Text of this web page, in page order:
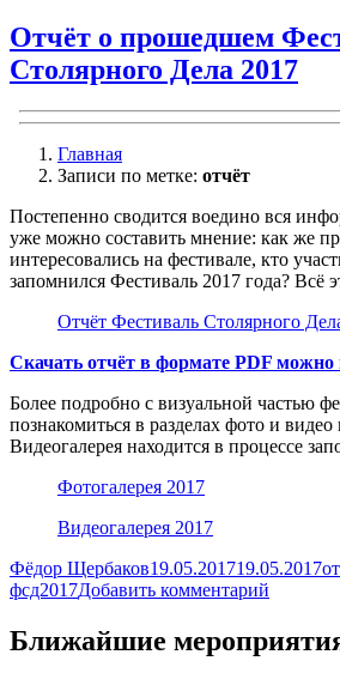
столярный
конкурс,
лучковая
Отчёт о прошедшем
Столярного Дела 2017
Главная
Записи по метке: отчёт
Постепенно сводится воедино вся
уже можно составить мнение: как же
интересовались на фестивале, кто
запомнился Фестиваль 2017 года? Всё
Отчёт Фестиваль Столярного
Скачать отчёт в формате PDF можно
Более подробно с визуальной частью
познакомиться в разделах фото и видео
Видеогалерея находится в процессе
Фотогалерея 2017
Видеогалерея 2017
Автор
Фёдор ЩербаковОпубликовано
19.05.201719.05.2017
фсд2017Добавить комментарий
о
Ближайшие